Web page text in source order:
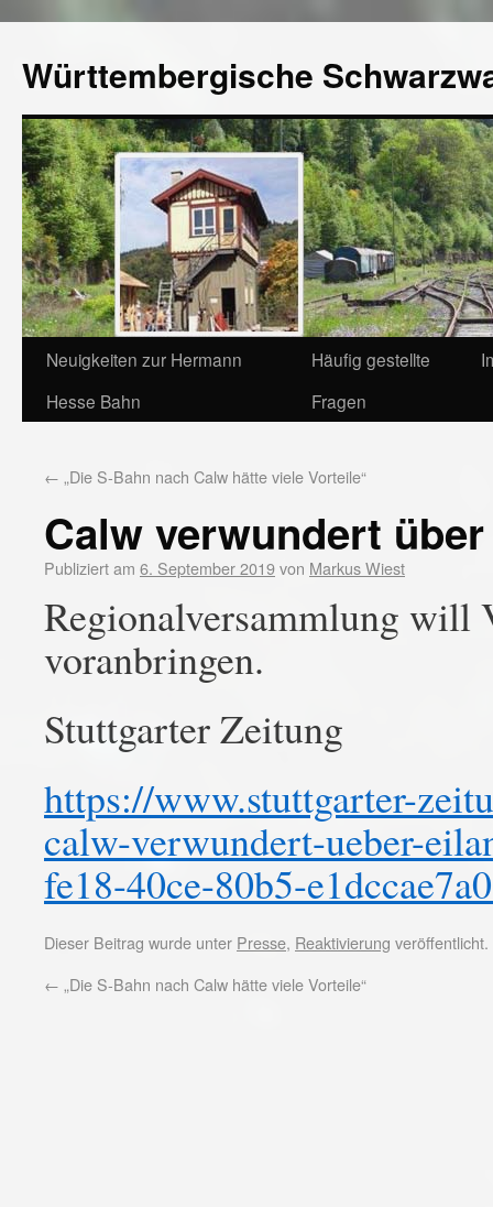
Württembergische
Neuigkeiten zur Hermann
Hesse Bahn
Häufig gestellte
Fragen
← „Die S-Bahn nach Calw hätte viele Vorteile“
Calw verwundert
Publiziert am 6. September 2019von Markus Wiest
Regionalversammlung will
voranbringen.
Stuttgarter Zeitung
https://www.stuttgarter-
calw-verwundert-ueber-
fe18-40ce-80b5-
Dieser Beitrag wurde unter Presse, Reaktivierung
← „Die S-Bahn nach Calw hätte viele Vorteile“